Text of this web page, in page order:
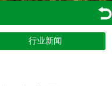
行业新闻